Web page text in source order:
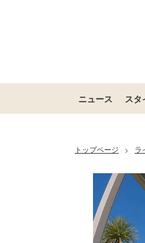
ニュース スタ
トップページ > ラ